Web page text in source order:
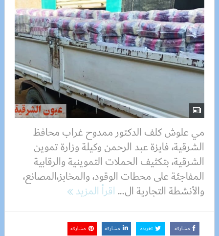
مي علوش كلف الدكتور ممدوح غراب محافظ
الشرقية، فايزة عبد الرحمن وكيلة وزارة تموين
الشرقية، بتكثيف الحملات التموينية والرقابية
المفاجئة على محطات الوقود، والمخابز،المصانع،
والأنشطة التجارية ال...اقرأ المزيد
مشاركة تغريدة مشاركة مشاركة